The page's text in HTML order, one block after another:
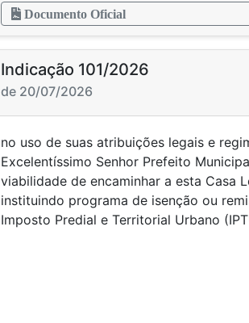
Documento Oficial
Indicação 101/2026
de 20/07/2026
no uso de suas atribuições legais e
Excelentíssimo Senhor Prefeito
viabilidade de encaminhar a esta Casa
instituindo programa de isenção ou
Imposto Predial e Territorial Urbano